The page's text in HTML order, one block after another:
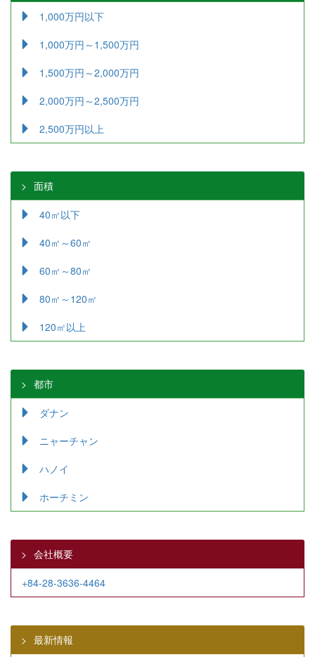
1,000万円以下
1,000万円～1,500万円
1,500万円～2,000万円
2,000万円～2,500万円
2,500万円以上
面積
40㎡以下
40㎡～60㎡
60㎡～80㎡
80㎡～120㎡
120㎡以上
都市
ダナン
ニャーチャン
ハノイ
ホーチミン
会社概要
+84-28-3636-4464
最新情報